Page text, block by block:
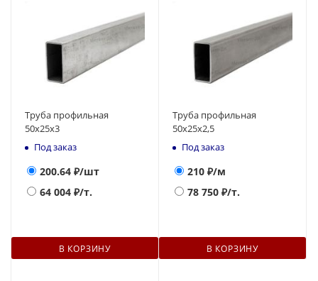
Труба профильная
50х25х3
Под заказ
200.64 ₽/шт
64 004 ₽/т.
В КОРЗИНУ
Труба профильная
50х25х2,5
Под заказ
210 ₽/м
78 750 ₽/т.
В КОРЗИНУ